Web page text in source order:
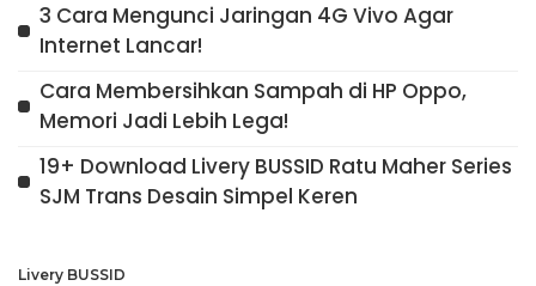
3 Cara Mengunci Jaringan 4G Vivo Agar
Internet Lancar!
Cara Membersihkan Sampah di HP Oppo,
Memori Jadi Lebih Lega!
19+ Download Livery BUSSID Ratu Maher Series
SJM Trans Desain Simpel Keren
Livery BUSSID